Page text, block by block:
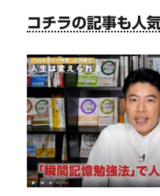
コチラの記事も人